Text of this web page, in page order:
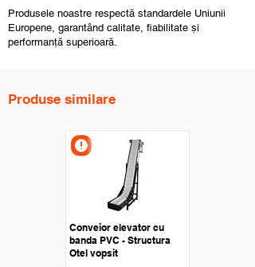
Produsele noastre respectă standardele Uniunii
Europene, garantând calitate, fiabilitate și
performanță superioară.
Produse similare
Conveior elevator cu
banda PVC - Structura
Otel vopsit